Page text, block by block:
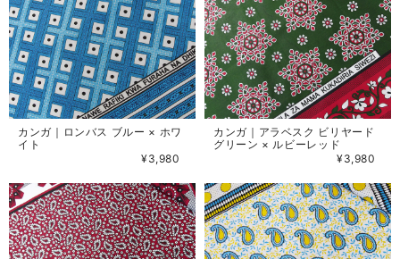
カンガ｜ロンバス ブルー × ホワ
イト
¥3,980
カンガ｜アラベスク ビリヤード
グリーン × ルビーレッド
¥3,980